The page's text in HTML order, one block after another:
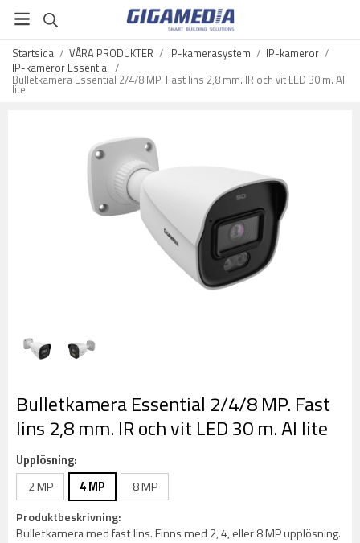
Startsida / VÅRA PRODUKTER / IP-kamerasystem / IP-kameror /
IP-kameror Essential /
Bulletkamera Essential 2/4/8 MP. Fast lins 2,8 mm. IR och vit LED 30 m. AI
lite
Bulletkamera Essential 2/4/8 MP. Fast
lins 2,8 mm. IR och vit LED 30 m. AI lite
Upplösning:
2 MP
4 MP
8 MP
Produktbeskrivning:
Bulletkamera med fast lins. Finns med 2, 4, eller 8 MP upplösning.